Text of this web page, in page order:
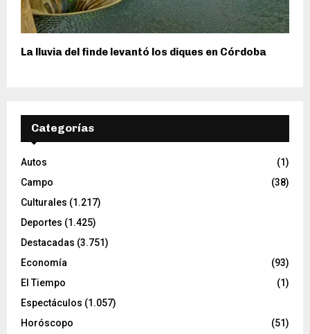
La lluvia del finde levantó los diques en Córdoba
Categorías
Autos
(1)
Campo
(38)
Culturales (1.217)
Deportes (1.425)
Destacadas (3.751)
Economía
(93)
El Tiempo
(1)
Espectáculos (1.057)
Horóscopo
(51)